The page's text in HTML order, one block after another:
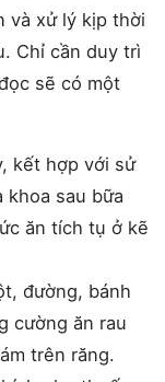
và xử lý kịp thời
Chỉ cần duy trì
sẽ có một
kết hợp với sử
khoa sau bữa
ăn tích tụ ở kẽ
đường, bánh
cường ăn rau
trên răng.